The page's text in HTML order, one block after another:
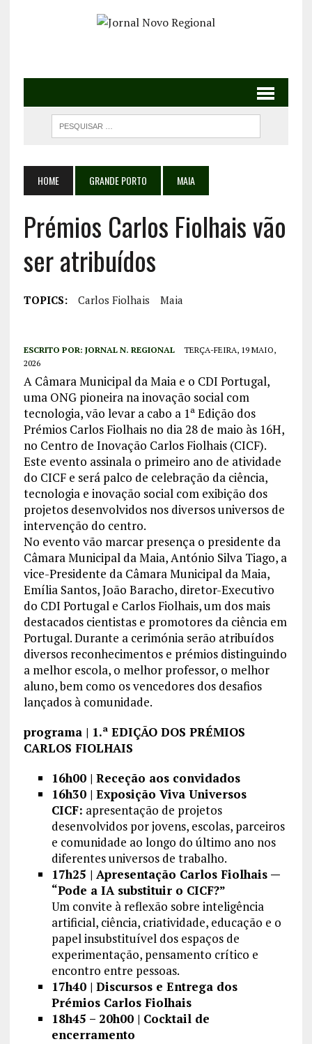
HOME GRANDE PORTO MAIA
Prémios Carlos Fiolhais vão
ser atribuídos
TOPICS: Carlos Fiolhais Maia
ESCRITO POR: JORNAL N. REGIONAL
TERÇA-FEIRA, 19 MAIO,
2026
A Câmara Municipal da Maia e o CDI Portugal,
uma ONG pioneira na inovação social com
tecnologia, vão levar a cabo a 1ª Edição dos
Prémios Carlos Fiolhais no dia 28 de maio às 16H,
no Centro de Inovação Carlos Fiolhais (CICF).
Este evento assinala o primeiro ano de atividade
do CICF e será palco de celebração da ciência,
tecnologia e inovação social com exibição dos
projetos desenvolvidos nos diversos universos de
intervenção do centro.
No evento vão marcar presença o presidente da
Câmara Municipal da Maia, António Silva Tiago, a
vice-Presidente da Câmara Municipal da Maia,
Emília Santos, João Baracho, diretor-Executivo
do CDI Portugal e Carlos Fiolhais, um dos mais
destacados cientistas e promotores da ciência em
Portugal. Durante a cerimónia serão atribuídos
diversos reconhecimentos e prémios distinguindo
a melhor escola, o melhor professor, o melhor
aluno, bem como os vencedores dos desafios
lançados à comunidade.
programa | 1.ª EDIÇÃO DOS PRÉMIOS
CARLOS FIOLHAIS
16h00 | Receção aos convidados
16h30 | Exposição Viva Universos
CICF: apresentação de projetos
desenvolvidos por jovens, escolas, parceiros
e comunidade ao longo do último ano nos
diferentes universos de trabalho.
17h25 | Apresentação Carlos Fiolhais —
“Pode a IA substituir o CICF?”
Um convite à reflexão sobre inteligência
artificial, ciência, criatividade, educação e o
papel insubstituível dos espaços de
experimentação, pensamento crítico e
encontro entre pessoas.
17h40 | Discursos e Entrega dos
Prémios Carlos Fiolhais
18h45 – 20h00 | Cocktail de
encerramento